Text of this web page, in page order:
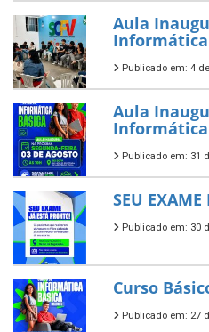
Aula
Informática
Publicado em: 4
Aula
Informática
Publicado em: 31
SEU EXAME
Publicado em: 30
Curso
Publicado em: 27